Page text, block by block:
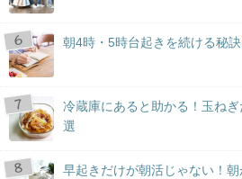
朝4時・5時台起きを続ける秘
冷蔵庫にあると助かる！玉ね
選
早起きだけが朝活じゃない！